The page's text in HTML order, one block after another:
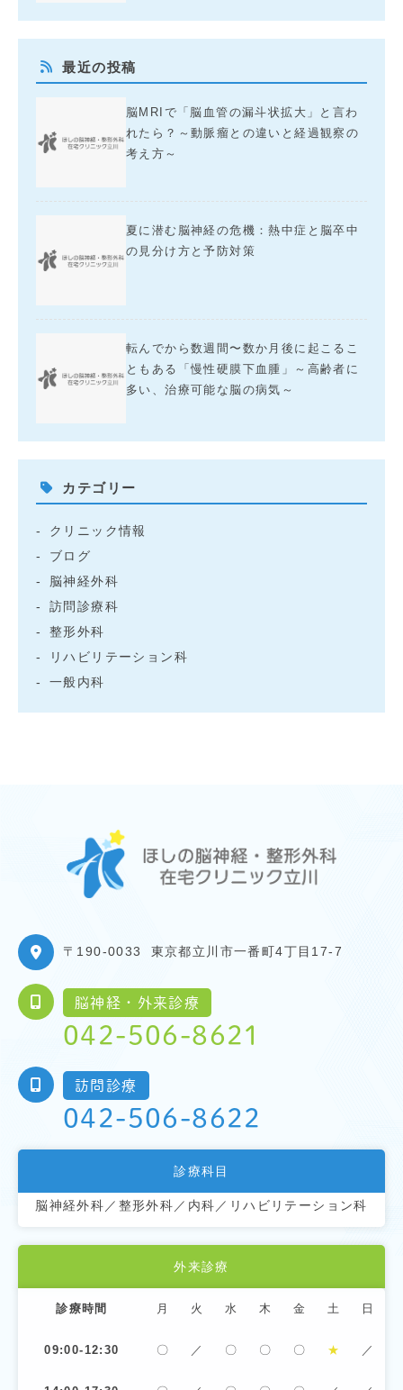
最近の投稿
脳MRIで「脳血管の漏斗状拡大」と言わ
れたら？～動脈瘤との違いと経過観察の
考え方～
夏に潜む脳神経の危機：熱中症と脳卒中
の見分け方と予防対策
転んでから数週間〜数か月後に起こるこ
ともある「慢性硬膜下血腫」～高齢者に
多い、治療可能な脳の病気～
カテゴリー
クリニック情報
ブログ
脳神経外科
訪問診療科
整形外科
リハビリテーション科
一般内科
〒190-0033 東京都立川市一番町4丁目17-7
脳神経・外来診療
042-506-8621
訪問診療
042-506-8622
診療科目
脳神経外科／整形外科／内科／リハビリテーション科
外来診療
診療時間 月 火 水 木 金 土 日
09:00-12:30 〇 ／ 〇 〇 〇 ★ ／